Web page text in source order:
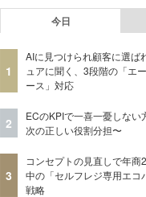
今日
1
AIに見つけられ顧客に選ば
ュアに聞く、3段階の「エ
ース」対応
2
ECのKPIで一喜一憂しない
次の正しい役割分担〜
3
コンセプトの見直しで年
中の「セルフレジ専用エコ
戦略